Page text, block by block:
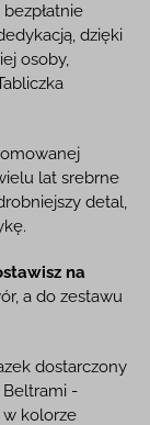
dzięki
osoby,
lat srebrne
detal,
na
a do zestawu
dostarczony
-
kolorze